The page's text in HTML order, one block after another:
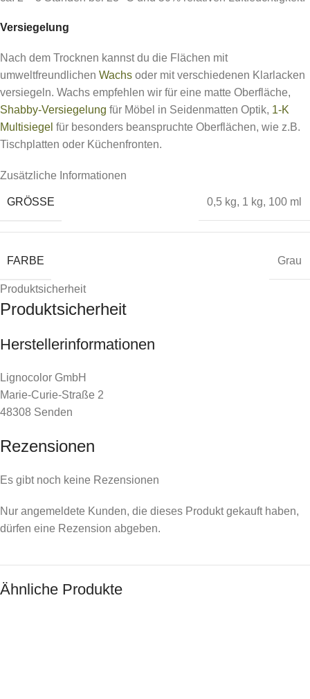
Versiegelung
Nach dem Trocknen kannst du die Flächen mit
umweltfreundlichen Wachs oder mit verschiedenen Klarlacken
versiegeln. Wachs empfehlen wir für eine matte Oberfläche,
Shabby-Versiegelung für Möbel in Seidenmatten Optik, 1-K
Multisiegel für besonders beanspruchte Oberflächen, wie z.B.
Tischplatten oder Küchenfronten.
Zusätzliche Informationen
GRÖSSE 0,5 kg, 1 kg, 100 ml
FARBE Grau
Produktsicherheit
Produktsicherheit
Herstellerinformationen
Lignocolor GmbH
Marie-Curie-Straße 2
48308 Senden
Rezensionen
Es gibt noch keine Rezensionen
Nur angemeldete Kunden, die dieses Produkt gekauft haben,
dürfen eine Rezension abgeben.
Ähnliche Produkte